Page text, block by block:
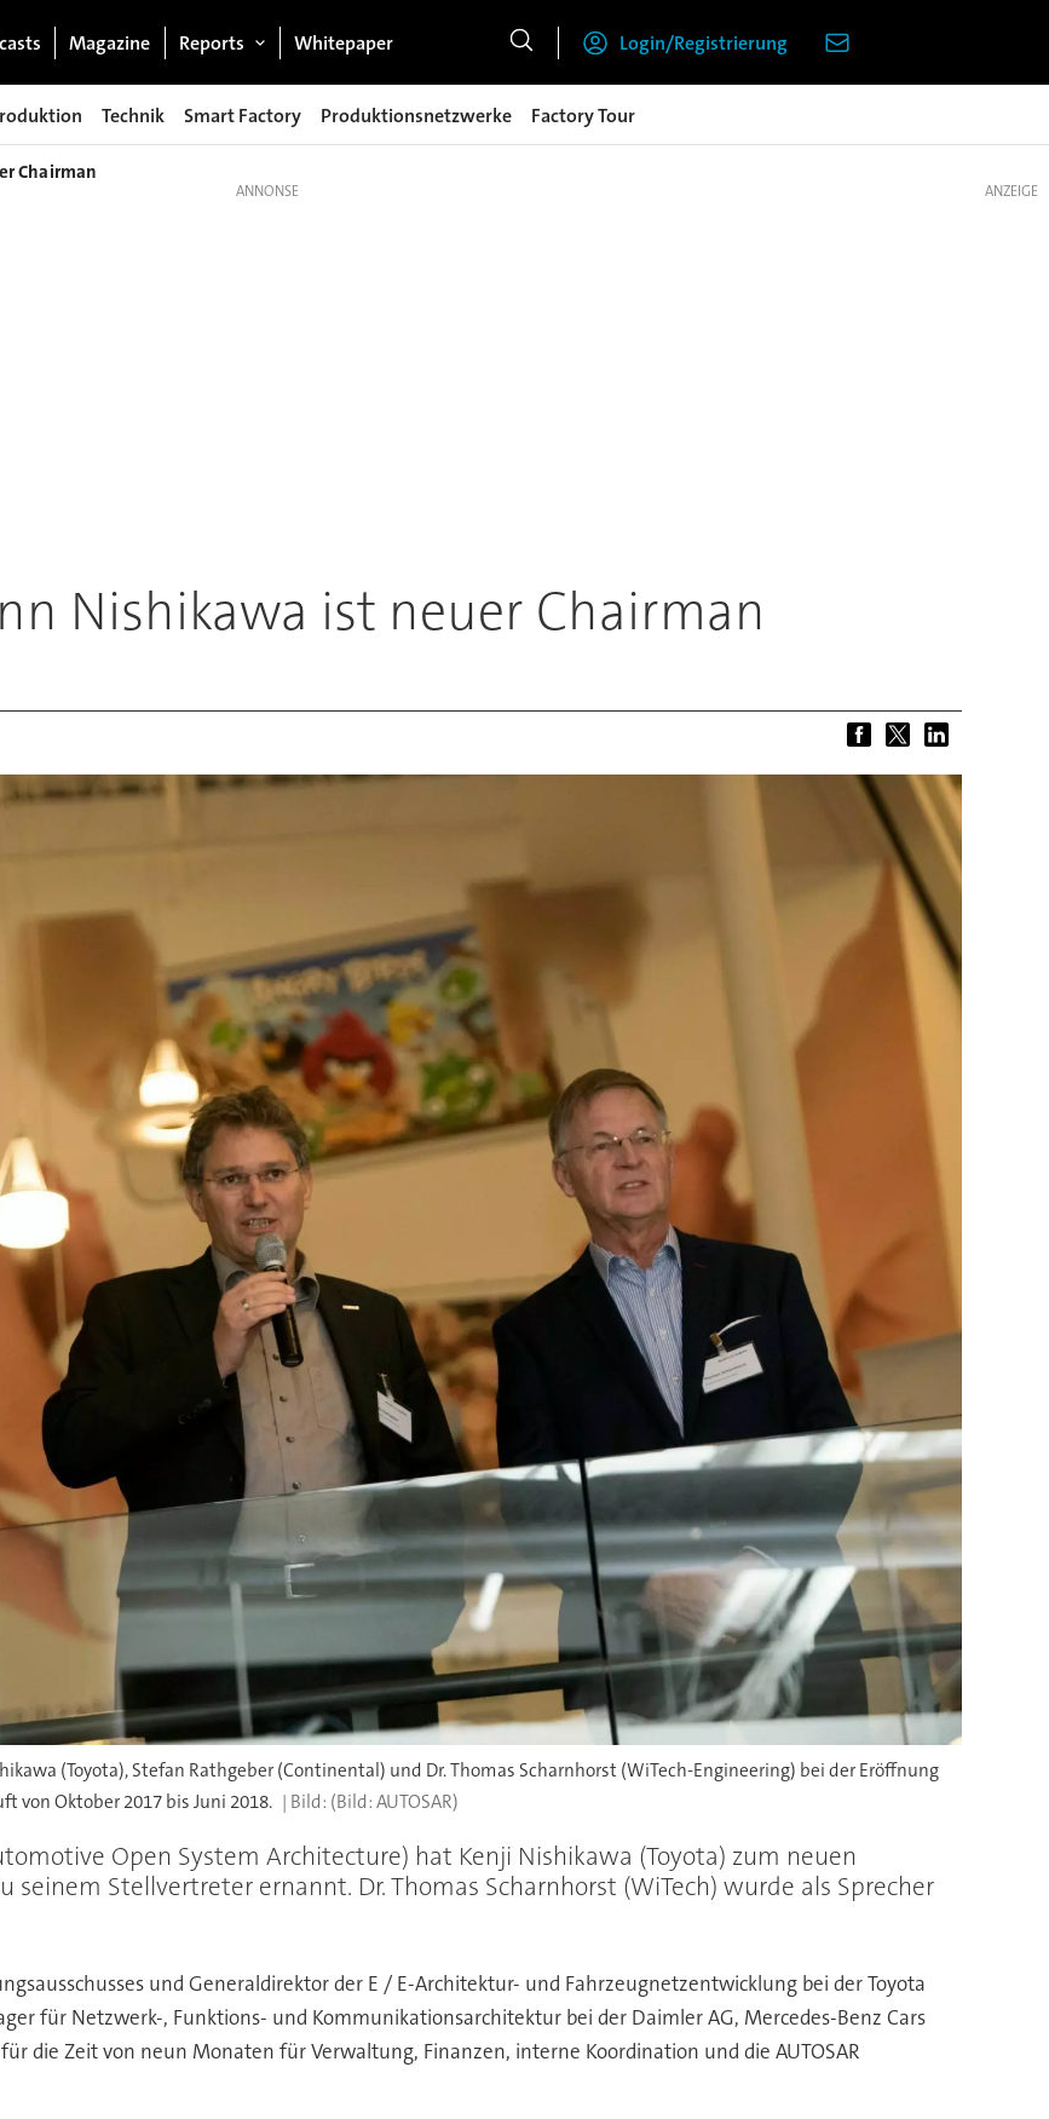
Magazine Reports Whitepaper Login/Registrierung
Technik Smart Factory Produktionsnetzwerke Factory Tour
Chairman
Nishikawa ist neuer Chairman
(Toyota), Stefan Rathgeber (Continental) und Dr. Thomas Scharnhorst (WiTech-Engineering) bei der Eröffnung
von Oktober 2017 bis Juni 2018.
(Bild: AUTOSAR)
Open System Architecture) hat Kenji Nishikawa (Toyota) zum neuen
Stellvertreter ernannt. Dr. Thomas Scharnhorst (WiTech) wurde als Sprecher
und Generaldirektor der E / E-Architektur- und Fahrzeugnetzentwicklung bei der Toyota
für Netzwerk-, Funktions- und Kommunikationsarchitektur bei der Daimler AG, Mercedes-Benz Cars
die Zeit von neun Monaten für Verwaltung, Finanzen, interne Koordination und die AUTOSAR
ANZEIGE